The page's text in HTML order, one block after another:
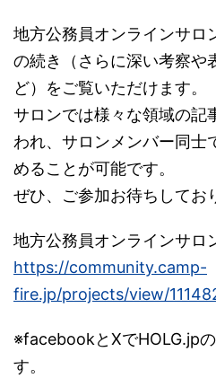
地方公務員オンラインサロ
の続き（さらに深い考察や
ど）をご覧いただけます。
サロンでは様々な領域の記
われ、サロンメンバー同士
めることが可能です。
ぜひ、ご参加お待ちしてお
地方公務員オンラインサロ
https://community.camp-
fire.jp/projects/view/
※facebookとXでHOLG.jp
す。